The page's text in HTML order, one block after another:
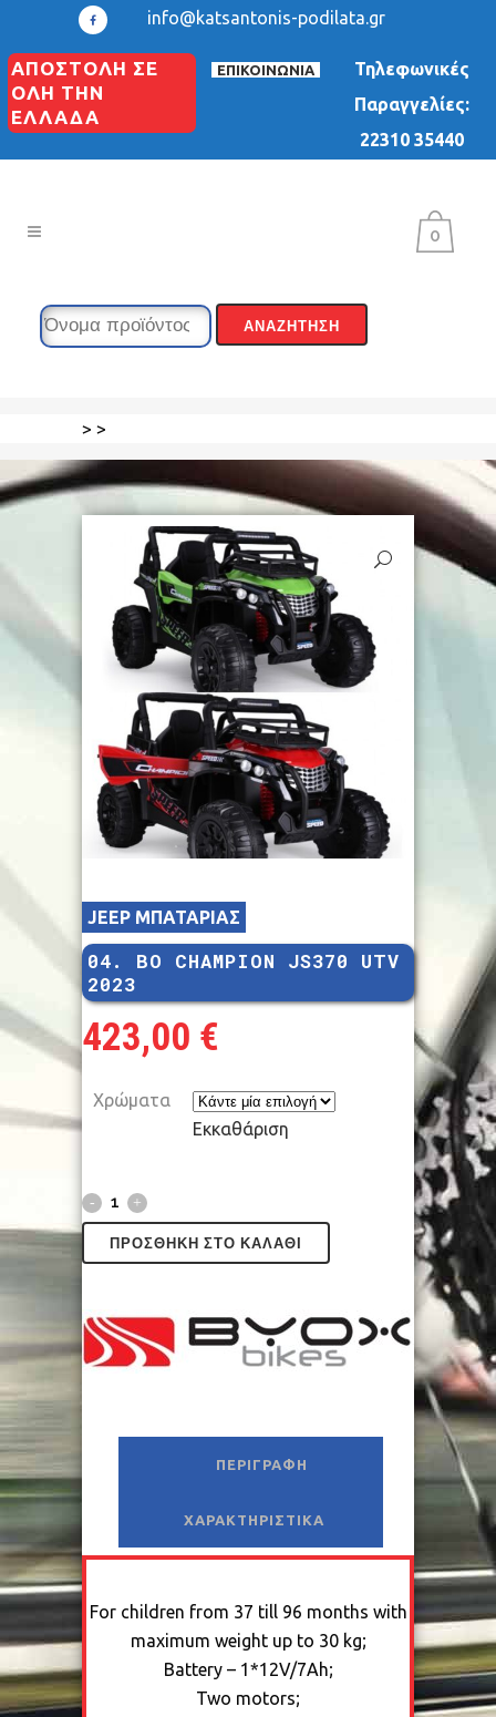
info@katsantonis-podilata.gr
ΑΠΟΣΤΟΛΗ ΣΕ
ΟΛΗ ΤΗΝ
ΕΛΛΑΔΑ
ΕΠΙΚΟΙΝΩΝΙΑ
Τηλεφωνικές
Παραγγελίες:
22310 35440
0
> >
JEEP ΜΠΑΤΑΡΙΑΣ
04. ΒΟ CHAMPION JS370 UTV
2023
423,00 €
Χρώματα
Εκκαθάριση
ΠΡΟΣΘΉΚΗ ΣΤΟ ΚΑΛΆΘΙ
ΠΕΡΙΓΡΑΦΉ
ΧΑΡΑΚΤΗΡΙΣΤΙΚΆ
For children from 37 till 96 months with
maximum weight up to 30 kg;
Battery – 1*12V/7Ah;
Two motors;